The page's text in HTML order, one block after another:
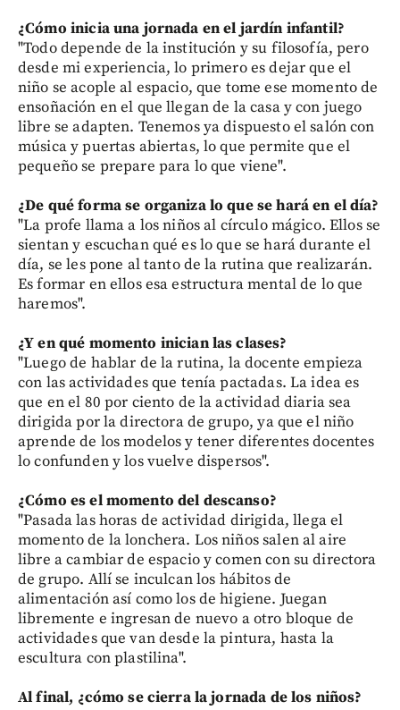
¿Cómo inicia una jornada en el jardín infantil?
"Todo depende de la institución y su filosofía, pero
desde mi experiencia, lo primero es dejar que el
niño se acople al espacio, que tome ese momento de
ensoñación en el que llegan de la casa y con juego
libre se adapten. Tenemos ya dispuesto el salón con
música y puertas abiertas, lo que permite que el
pequeño se prepare para lo que viene".
¿De qué forma se organiza lo que se hará en el día?
"La profe llama a los niños al círculo mágico. Ellos se
sientan y escuchan qué es lo que se hará durante el
día, se les pone al tanto de la rutina que realizarán.
Es formar en ellos esa estructura mental de lo que
haremos".
¿Y en qué momento inician las clases?
"Luego de hablar de la rutina, la docente empieza
con las actividades que tenía pactadas. La idea es
que en el 80 por ciento de la actividad diaria sea
dirigida por la directora de grupo, ya que el niño
aprende de los modelos y tener diferentes docentes
lo confunden y los vuelve dispersos".
¿Cómo es el momento del descanso?
"Pasada las horas de actividad dirigida, llega el
momento de la lonchera. Los niños salen al aire
libre a cambiar de espacio y comen con su directora
de grupo. Allí se inculcan los hábitos de
alimentación así como los de higiene. Juegan
libremente e ingresan de nuevo a otro bloque de
actividades que van desde la pintura, hasta la
escultura con plastilina".
Al final, ¿cómo se cierra la jornada de los niños?